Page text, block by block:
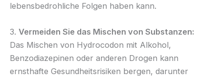
lebensbedrohliche Folgen haben kann.
3. Vermeiden Sie das Mischen von Substanzen:
Das Mischen von Hydrocodon mit Alkohol,
Benzodiazepinen oder anderen Drogen kann
ernsthafte Gesundheitsrisiken bergen, darunter